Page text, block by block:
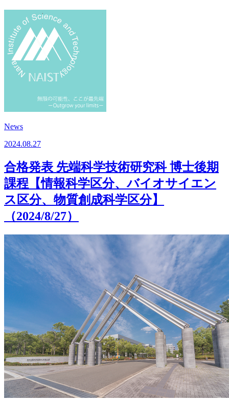
News
2024.08.27
合格発表 先端科学技術研究科 博士後期
課程【情報科学区分、バイオサイエン
ス区分、物質創成科学区分】
（2024/8/27）